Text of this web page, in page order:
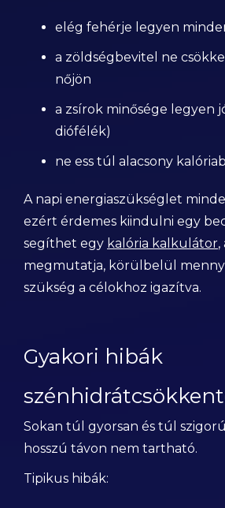
elég fehérje legyen
a zöldségbevitel ne
nőjön
a zsírok minősége legyen
diófélék)
ne ess túl alacsony
A napi energiaszükséglet
ezért érdemes kiindulni egy
segíthet egy kalória kalkulátor,
megmutatja, körülbelül
szükség a célokhoz igazítva.
Gyakori hibák
Sokan túl gyorsan és túl
hosszú távon nem tartható.
Tipikus hibák: